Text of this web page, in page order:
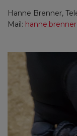
Hanne Brenner,
Mail: